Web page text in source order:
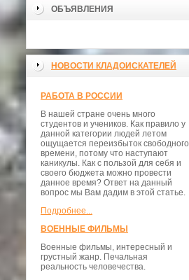
ОБЪЯВЛЕНИЯ
НОВОСТИ КЛАДОИСКАТЕЛЕЙ
РАБОТА В РОССИИ
В нашей стране очень много
студентов и учеников. Как правило у
данной категории людей летом
ощущается переизбыток свободного
времени, потому что наступают
каникулы. Как с пользой для себя и
своего бюджета можно провести
данное время? Ответ на данный
вопрос мы Вам дадим в этой статье.
Подробнее...
ВОЕННЫЕ ФИЛЬМЫ
Военные фильмы, интересный и
грустный жанр. Печальная
реальность человечества.